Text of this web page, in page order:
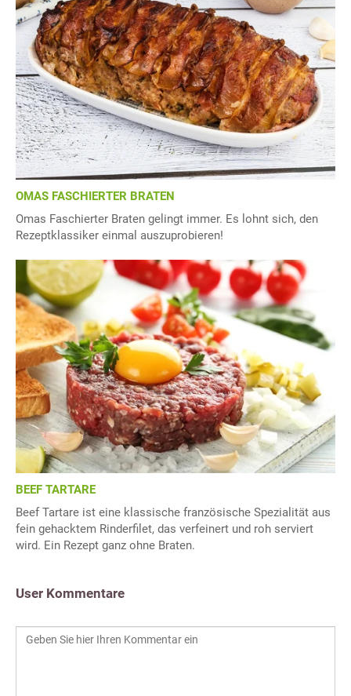
OMAS FASCHIERTER BRATEN
Omas Faschierter Braten gelingt immer. Es lohnt sich, den
Rezeptklassiker einmal auszuprobieren!
BEEF TARTARE
Beef Tartare ist eine klassische französische Spezialität aus
fein gehacktem Rinderfilet, das verfeinert und roh serviert
wird. Ein Rezept ganz ohne Braten.
User Kommentare